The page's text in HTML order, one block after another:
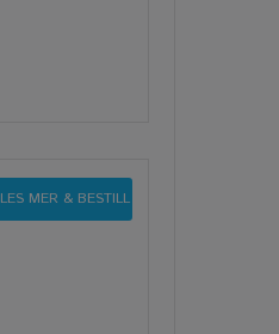
LES MER & BESTILL